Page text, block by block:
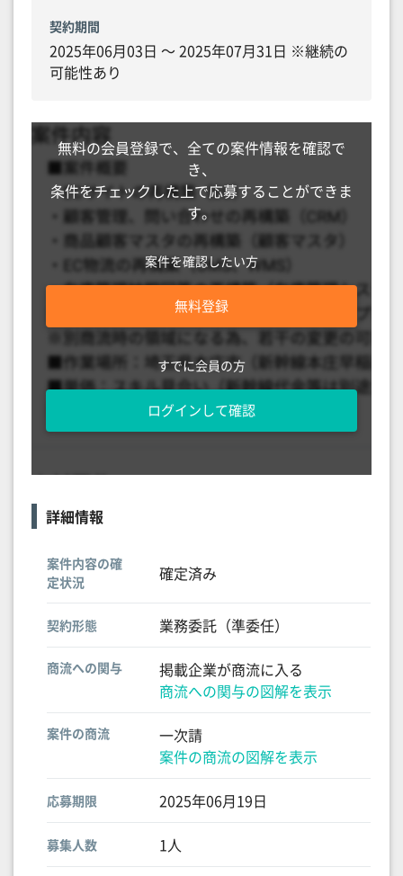
契約期間
2025年06月03日 〜 2025年07月31日 ※継続の
可能性あり
無料の会員登録で、全ての案件情報を確認で
き、
条件をチェックした上で応募することができま
す。
案件を確認したい方
無料登録
すでに会員の方
ログインして確認
詳細情報
案件内容の確
定状況
確定済み
契約形態 業務委託（準委任）
商流への関与
掲載企業が商流に入る
商流への関与の図解を表示
案件の商流
一次請
案件の商流の図解を表示
応募期限 2025年06月19日
募集人数 1人